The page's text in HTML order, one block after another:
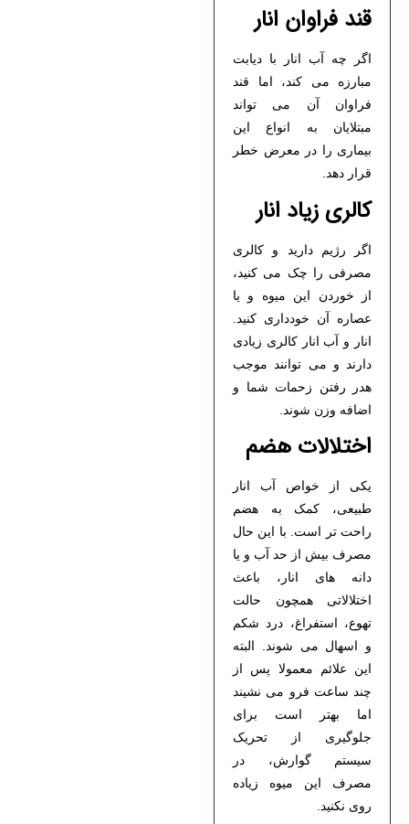
قند فراوان انار
اگر چه آب انار با دیابت
مبارزه می کند، اما قند
فراوان آن می تواند
مبتلایان به انواع این
بیماری را در معرض خطر
قرار دهد.
کالری زیاد انار
اگر رژیم دارید و کالری
مصرفی را چک می کنید،
از خوردن این میوه و یا
عصاره آن خودداری کنید.
انار و آب انار کالری زیادی
دارند و می توانند موجب
هدر رفتن زحمات شما و
اضافه وزن شوند.
اختلالات هضم
یکی از خواص آب انار
طبیعی، کمک به هضم
راحت تر است. با این حال
مصرف بیش از حد آب و یا
دانه های انار، باعث
اختلالاتی همچون حالت
تهوع، استفراغ، درد شکم
و اسهال می شوند. البته
این علائم معمولا پس از
چند ساعت فرو می نشیند
اما بهتر است برای
جلوگیری از تحریک
سیستم گوارش، در
مصرف این میوه زیاده
روی نکنید.